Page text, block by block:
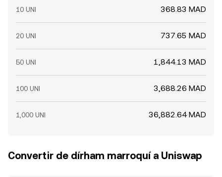
10 UNI 368.83 MAD
20 UNI 737.65 MAD
50 UNI 1,844.13 MAD
100 UNI 3,688.26 MAD
1,000 UNI 36,882.64 MAD
Convertir de dírham marroquí a Uniswap